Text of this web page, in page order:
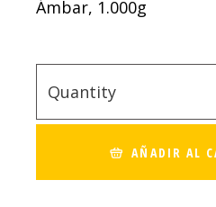
Ámbar, 1.000g
Quantity
AÑADIR AL